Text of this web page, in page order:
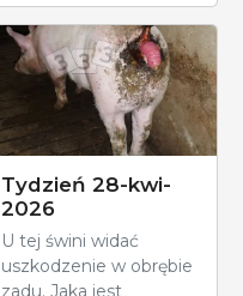
Tydzień 28-kwi-
2026
U tej świni widać
uszkodzenie w obrębie
zadu. Jaka jest